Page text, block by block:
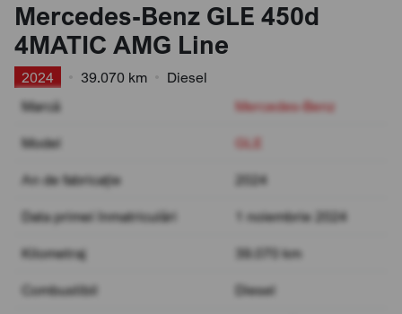
Mercedes-Benz GLE 450d
4MATIC AMG Line
2024 39.070 km
Diesel
Marcă
Mercedes-Benz
Model GLE
An de fabricație 2024
Data primei înmatriculări 1 noiembrie 2024
Kilometraj 39.070 km
Combustibil Diesel